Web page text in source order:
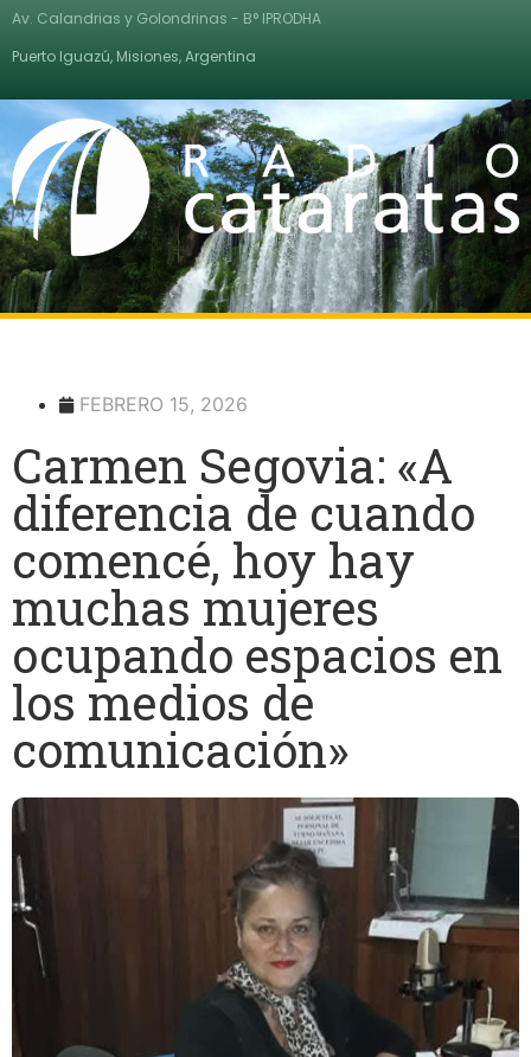
Av. Calandrias y Golondrinas - B° IPRODHA
Puerto Iguazú, Misiones, Argentina
FEBRERO 15, 2026
Carmen Segovia: «A
diferencia de cuando
comencé, hoy hay
muchas mujeres
ocupando espacios en
los medios de
comunicación»